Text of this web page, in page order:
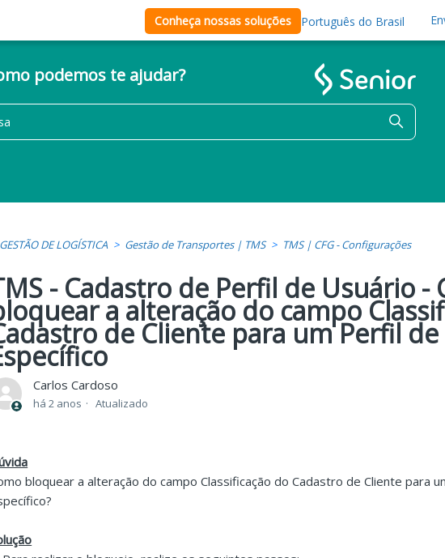
Conheça nossas soluções Português do Brasil
podemos te ajudar?
GESTÃO DE LOGÍSTICA Gestão de Transportes | TMS TMS | CFG - Configurações
- Cadastro de Perfil de Usuário -
a alteração do campo
de Cliente para um Perfil
Carlos Cardoso
há 2 anos Atualizado
bloquear a alteração do campo Classificação do Cadastro de Cliente para